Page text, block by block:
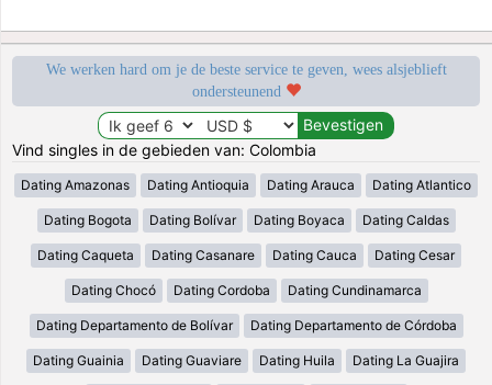
We werken hard om je de beste service te geven, wees alsjeblieft
ondersteunend
Vind singles in de gebieden van: Colombia
Dating Amazonas Dating Antioquia Dating Arauca Dating Atlantico
Dating Bogota Dating Bolívar Dating Boyaca Dating Caldas
Dating Caqueta Dating Casanare Dating Cauca Dating Cesar
Dating Chocó Dating Cordoba Dating Cundinamarca
Dating Departamento de Bolívar Dating Departamento de Córdoba
Dating Guainia Dating Guaviare Dating Huila Dating La Guajira